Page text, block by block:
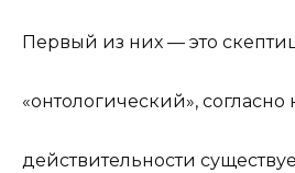
Первый из них — это
«онтологический», согласно
действительности